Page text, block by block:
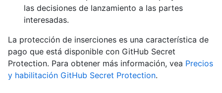
las decisiones de lanzamiento a las partes
interesadas.
La protección de inserciones es una característica de
pago que está disponible con GitHub Secret
Protection. Para obtener más información, vea Precios
y habilitación GitHub Secret Protection.